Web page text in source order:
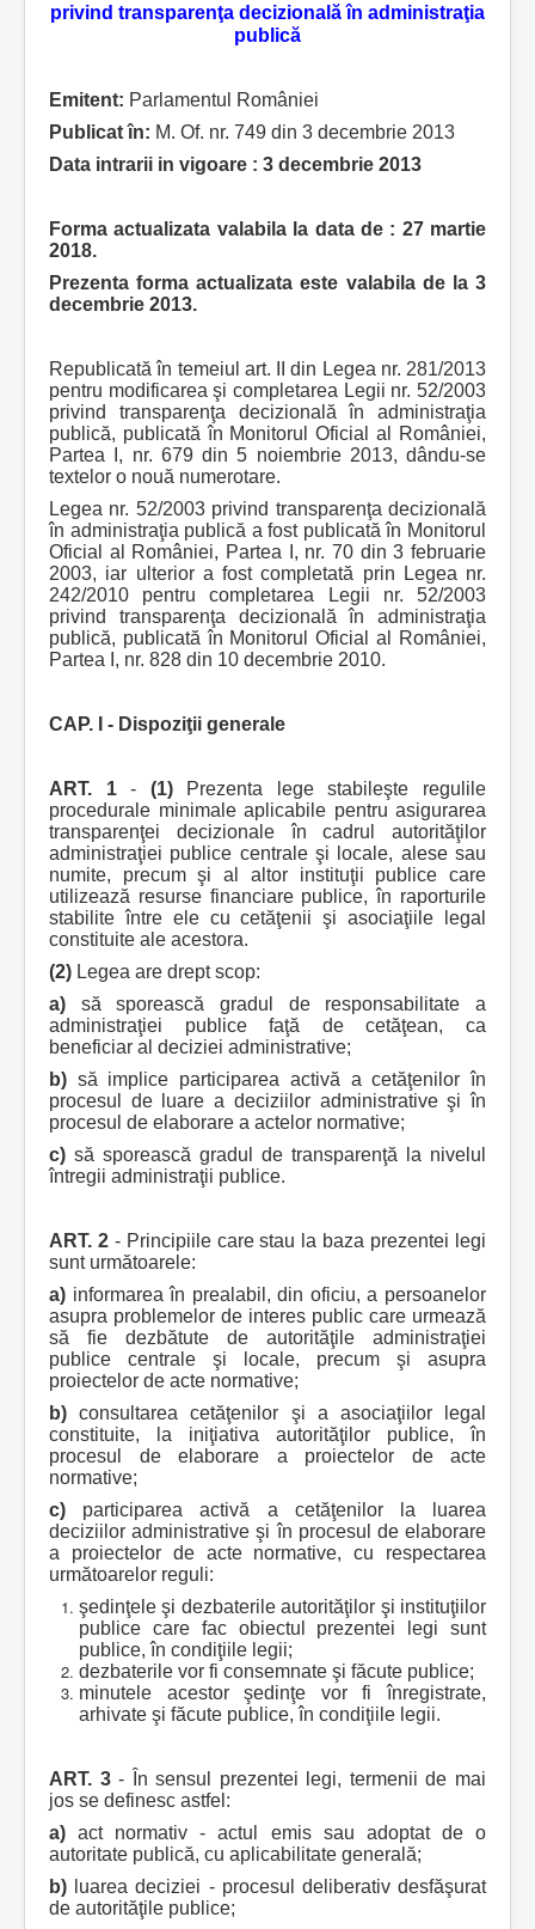
privind transparenţa decizională în administraţia
publică
Emitent: Parlamentul României
Publicat în: M. Of. nr. 749 din 3 decembrie 2013
Data intrarii in vigoare : 3 decembrie 2013
Forma actualizata valabila la data de : 27 martie
2018.
Prezenta forma actualizata este valabila de la 3
decembrie 2013.
Republicată în temeiul art. II din Legea nr. 281/2013
pentru modificarea şi completarea Legii nr. 52/2003
privind transparenţa decizională în administraţia
publică, publicată în Monitorul Oficial al României,
Partea I, nr. 679 din 5 noiembrie 2013, dându-se
textelor o nouă numerotare.
Legea nr. 52/2003 privind transparenţa decizională
în administraţia publică a fost publicată în Monitorul
Oficial al României, Partea I, nr. 70 din 3 februarie
2003, iar ulterior a fost completată prin Legea nr.
242/2010 pentru completarea Legii nr. 52/2003
privind transparenţa decizională în administraţia
publică, publicată în Monitorul Oficial al României,
Partea I, nr. 828 din 10 decembrie 2010.
CAP. I - Dispoziţii generale
ART. 1- (1)Prezenta lege stabileşte regulile
procedurale minimale aplicabile pentru asigurarea
transparenţei decizionale în cadrul autorităţilor
administraţiei publice centrale şi locale, alese sau
numite, precum şi al altor instituţii publice care
utilizează resurse financiare publice, în raporturile
stabilite între ele cu cetăţenii şi asociaţiile legal
constituite ale acestora.
(2) Legea are drept scop:
a) să sporească gradul de responsabilitate a
administraţiei publice faţă de cetăţean, ca
beneficiar al deciziei administrative;
b) să implice participarea activă a cetăţenilor în
procesul de luare a deciziilor administrative şi în
procesul de elaborare a actelor normative;
c) să sporească gradul de transparenţă la nivelul
întregii administraţii publice.
ART. 2- Principiile care stau la baza prezentei legi
sunt următoarele:
a) informarea în prealabil, din oficiu, a persoanelor
asupra problemelor de interes public care urmează
să fie dezbătute de autorităţile administraţiei
publice centrale şi locale, precum şi asupra
proiectelor de acte normative;
b) consultarea cetăţenilor şi a asociaţiilor legal
constituite, la iniţiativa autorităţilor publice, în
procesul de elaborare a proiectelor de acte
normative;
c) participarea activă a cetăţenilor la luarea
deciziilor administrative şi în procesul de elaborare
a proiectelor de acte normative, cu respectarea
următoarelor reguli:
şedinţele şi dezbaterile autorităţilor şi instituţiilor
publice care fac obiectul prezentei legi sunt
publice, în condiţiile legii;
dezbaterile vor fi consemnate şi făcute publice;
minutele acestor şedinţe vor fi înregistrate,
arhivate şi făcute publice, în condiţiile legii.
ART. 3- În sensul prezentei legi, termenii de mai
jos se definesc astfel:
a) act normativ - actul emis sau adoptat de o
autoritate publică, cu aplicabilitate generală;
b) luarea deciziei - procesul deliberativ desfăşurat
de autorităţile publice;